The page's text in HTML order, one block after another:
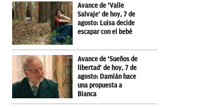
Avance de ‘Valle
Salvaje’ de hoy, 7 de
agosto: Luisa decide
escapar con el bebé
Avance de ‘Sueños de
libertad’ de hoy, 7 de
agosto: Damián hace
una propuesta a
Bianca